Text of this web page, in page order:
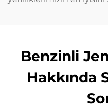
Benzinli
Hakkında